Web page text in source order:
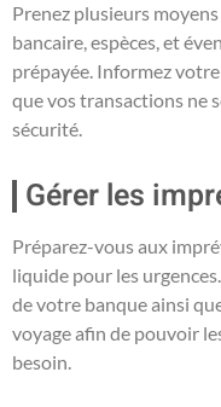
Prenez plusieurs
bancaire, espèces, et
prépayée. Informez
que vos transactions ne
sécurité.
Gérer les
Préparez-vous aux
liquide pour les
de votre banque ainsi
voyage afin de pouvoir
besoin.